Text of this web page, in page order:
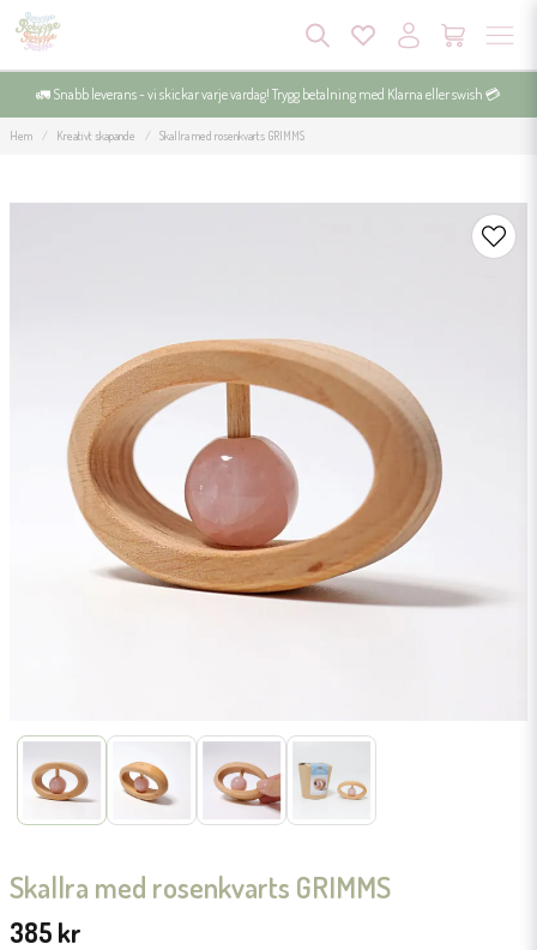
🚛 Snabb leverans - vi skickar varje vardag! Trygg betalning med Klarna eller swish 💳
Hem Kreativt skapande Skallra med rosenkvarts GRIMMS
Skallra med rosenkvarts GRIMMS
385 kr